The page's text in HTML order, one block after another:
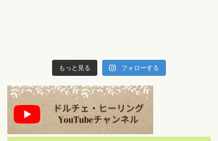
もっと見る フォローする